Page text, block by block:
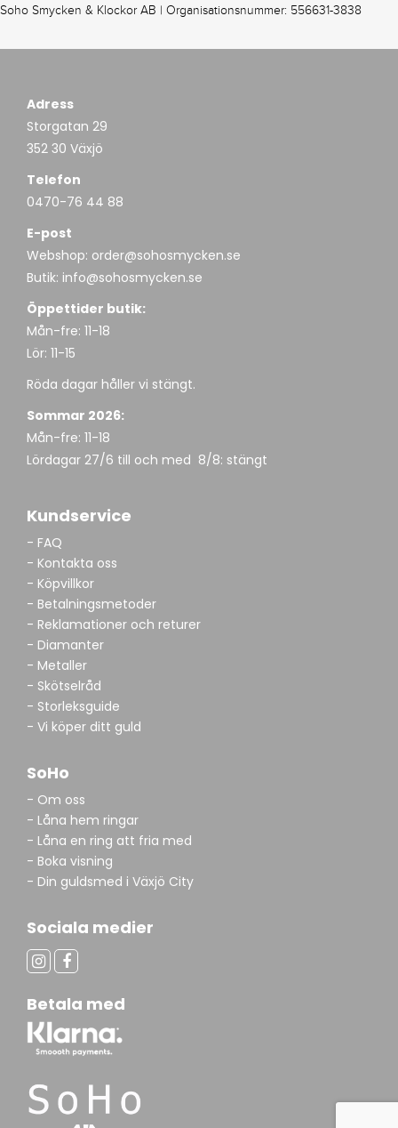
Soho Smycken & Klockor AB | Organisationsnummer: 556631-3838
Adress
Storgatan 29
352 30 Växjö
Telefon
0470-76 44 88
E-post
Webshop: order@sohosmycken.se
Butik: info@sohosmycken.se
Öppettider butik:
Mån-fre: 11-18
Lör: 11-15
Röda dagar håller vi stängt.
Sommar 2026:
Mån-fre: 11-18
Lördagar 27/6 till och med 8/8: stängt
Kundservice
- FAQ
- Kontakta oss
- Köpvillkor
- Betalningsmetoder
- Reklamationer och returer
- Diamanter
- Metaller
- Skötselråd
- Storleksguide
- Vi köper ditt guld
SoHo
- Om oss
- Låna hem ringar
- Låna en ring att fria med
- Boka visning
- Din guldsmed i Växjö City
Sociala medier
Betala med